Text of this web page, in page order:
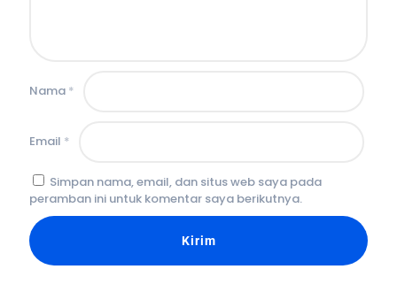
Nama *
Email *
Simpan nama, email, dan situs web saya pada
peramban ini untuk komentar saya berikutnya.